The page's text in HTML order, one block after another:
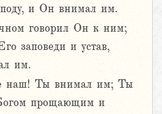
и Он внимал им.
говорил Он к ним;
заповеди и устав,
им.
наш! Ты внимал им; Ты
прощающим и